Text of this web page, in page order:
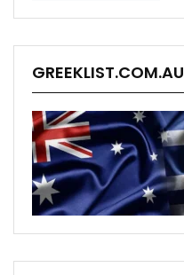
GREEKLIST.COM.AU